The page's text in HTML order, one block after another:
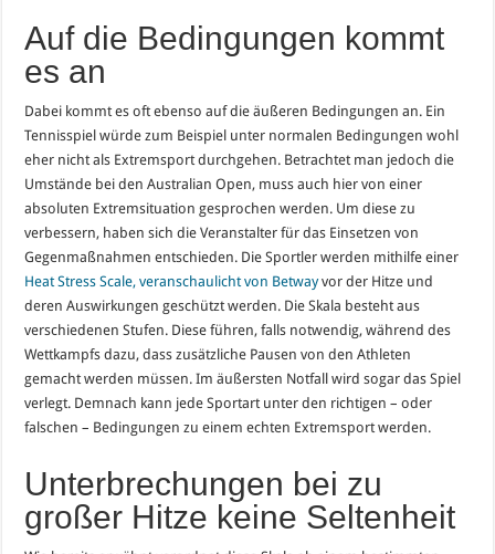
Auf die Bedingungen kommt
es an
Dabei kommt es oft ebenso auf die äußeren Bedingungen an. Ein
Tennisspiel würde zum Beispiel unter normalen Bedingungen wohl
eher nicht als Extremsport durchgehen. Betrachtet man jedoch die
Umstände bei den Australian Open, muss auch hier von einer
absoluten Extremsituation gesprochen werden. Um diese zu
verbessern, haben sich die Veranstalter für das Einsetzen von
Gegenmaßnahmen entschieden. Die Sportler werden mithilfe einer
Heat Stress Scale, veranschaulicht von Betwayvor der Hitze und
deren Auswirkungen geschützt werden. Die Skala besteht aus
verschiedenen Stufen. Diese führen, falls notwendig, während des
Wettkampfs dazu, dass zusätzliche Pausen von den Athleten
gemacht werden müssen. Im äußersten Notfall wird sogar das Spiel
verlegt. Demnach kann jede Sportart unter den richtigen – oder
falschen – Bedingungen zu einem echten Extremsport werden.
Unterbrechungen bei zu
großer Hitze keine Seltenheit